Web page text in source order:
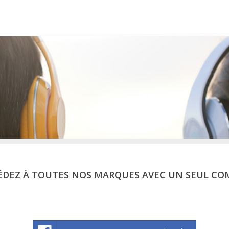
À TOUTES NOS MARQUES AVEC UN SEUL